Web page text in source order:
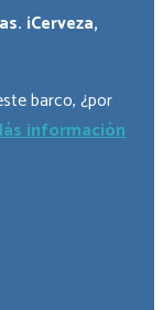
¡Cerveza,
barco, ¿por
información